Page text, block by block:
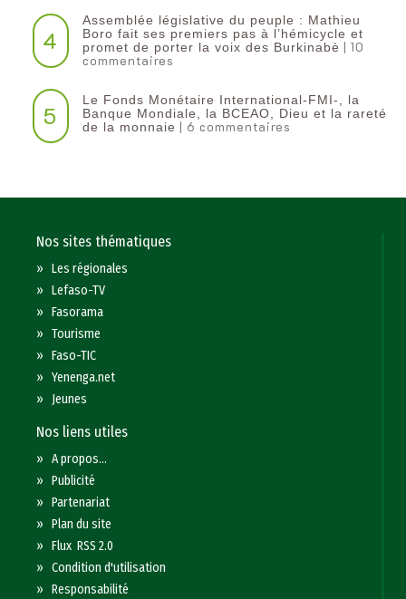
4
Assemblée législative du peuple : Mathieu
Boro fait ses premiers pas à l’hémicycle et
promet de porter la voix des Burkinabè | 10
commentaires
5
Le Fonds Monétaire International-FMI-, la
Banque Mondiale, la BCEAO, Dieu et la rareté
de la monnaie | 6 commentaires
Nos sites thématiques
»Les régionales
»Lefaso-TV
»Fasorama
»Tourisme
»Faso-TIC
»Yenenga.net
» Jeunes
Nos liens utiles
»A propos...
»Publicité
»Partenariat
»Plan du site
»Flux RSS 2.0
»Condition d'utilisation
»Responsabilité